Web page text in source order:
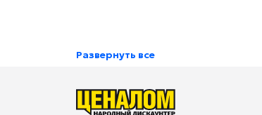
Развернуть все